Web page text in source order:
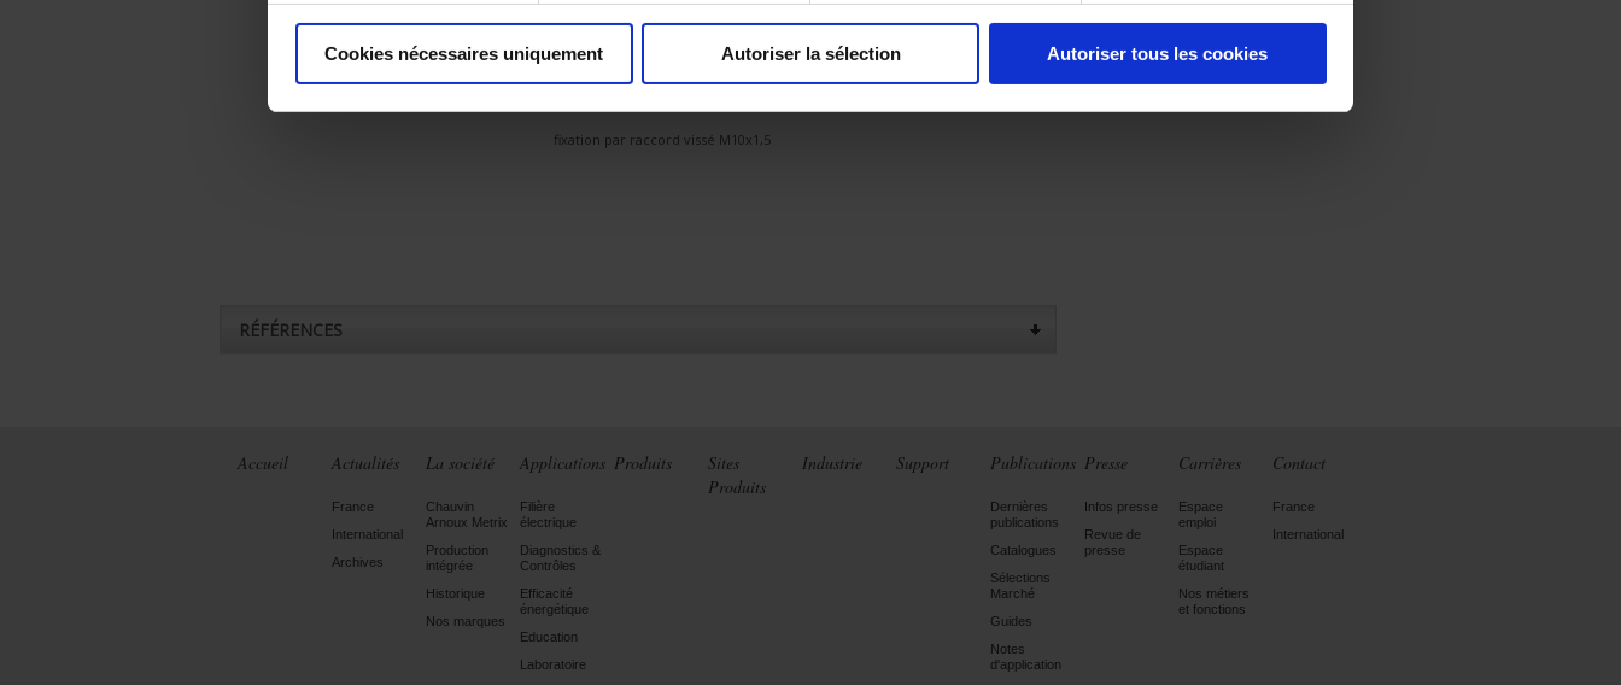
Cookies nécessaires uniquement Autoriser la sélection Autoriser tous les cookies
Montage:
fixation par raccord vissé M10x1,5
RÉFÉRENCES
Accueil Actualités
France
International
Archives
La société
Chauvin
Arnoux Metrix
Production
intégrée
Historique
Nos marques
Applications
Filière
électrique
Diagnostics &
Contrôles
Efficacité
énergétique
Education
Laboratoire
Produits
Sites
Produits
Industrie Support Publications
Dernières
publications
Catalogues
Sélections
Marché
Guides
Notes
d'application
Presse
Infos presse
Revue de
presse
Carrières
Espace
emploi
Espace
étudiant
Nos métiers
et fonctions
Contact
France
International